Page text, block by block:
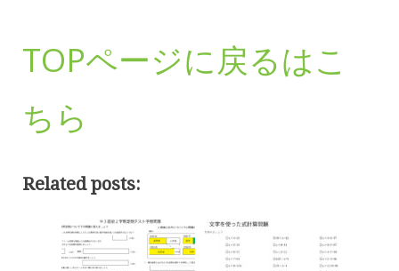
TOPページに戻るはこ
ちら
Related posts: